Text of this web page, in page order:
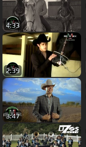
4:33
2:39
3:47